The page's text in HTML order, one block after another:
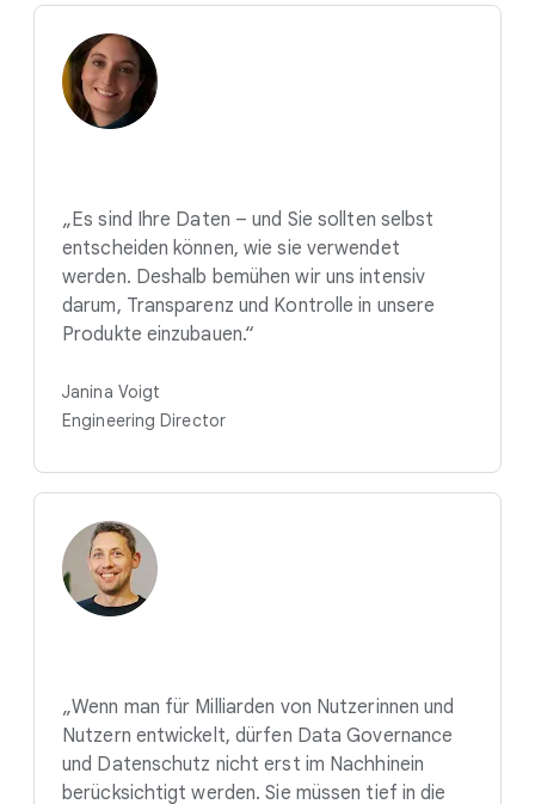
„Es sind Ihre Daten – und Sie sollten selbst
entscheiden können, wie sie verwendet
werden. Deshalb bemühen wir uns intensiv
darum, Transparenz und Kontrolle in unsere
Produkte einzubauen.“
Janina Voigt
Engineering Director
„Wenn man für Milliarden von Nutzerinnen und
Nutzern entwickelt, dürfen Data Governance
und Datenschutz nicht erst im Nachhinein
berücksichtigt werden. Sie müssen tief in die